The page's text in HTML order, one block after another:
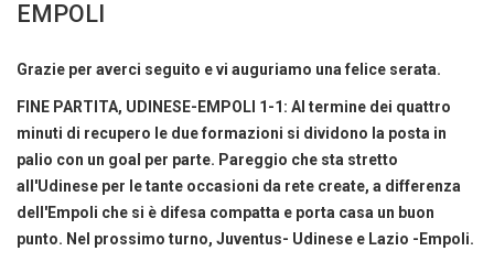
EMPOLI
Grazie per averci seguito e vi auguriamo una felice serata.
FINE PARTITA, UDINESE-EMPOLI 1-1: Al termine dei quattro
minuti di recupero le due formazioni si dividono la posta in
palio con un goal per parte. Pareggio che sta stretto
all'Udinese per le tante occasioni da rete create, a differenza
dell'Empoli che si è difesa compatta e porta casa un buon
punto. Nel prossimo turno, Juventus- Udinese e Lazio -Empoli.